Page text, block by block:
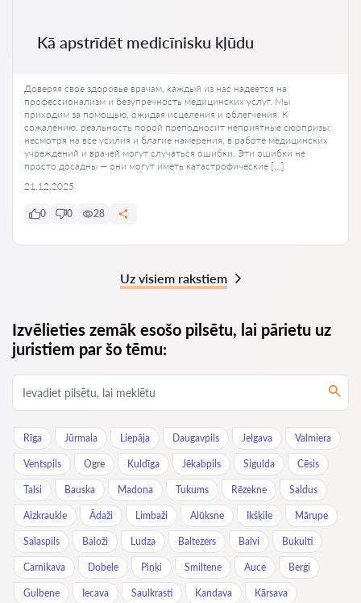
Kā apstrīdēt medicīnisku kļūdu
Доверяя свое здоровье врачам, каждый из нас надеется на
профессионализм и безупречность медицинских услуг. Мы
приходим за помощью, ожидая исцеления и облегчения. К
сожалению, реальность порой преподносит неприятные сюрпризы:
несмотря на все усилия и благие намерения, в работе медицинских
учреждений и врачей могут случаться ошибки. Эти ошибки не
просто досадны — они могут иметь катастрофические […]
21.12.2025
0 0 28
Uz visiem rakstiem
Izvēlieties zemāk esošo pilsētu, lai pārietu uz
juristiem par šo tēmu:
Rīga Jūrmala Liepāja Daugavpils Jelgava Valmiera
Ventspils Ogre Kuldīga Jēkabpils Sigulda Cēsis
Talsi Bauska Madona Tukums Rēzekne Saldus
Aizkraukle Ādaži Limbaži Alūksne Ikšķile Mārupe
Salaspils Baloži Ludza Baltezers Balvi Bukulti
Carnikava Dobele Piņķi Smiltene Auce Berģi
Gulbene Iecava Saulkrasti Kandava Kārsava